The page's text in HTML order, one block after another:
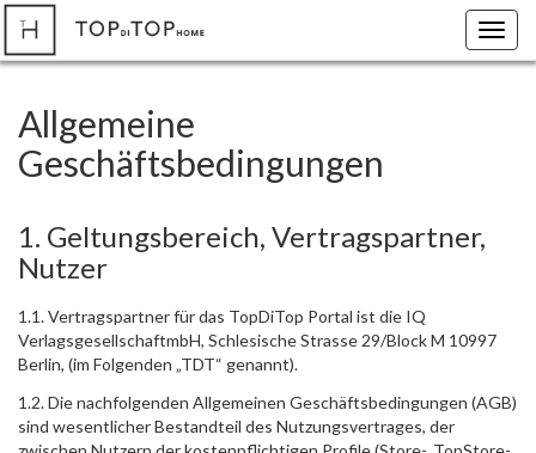
Allgemeine
Geschäftsbedingungen
1. Geltungsbereich, Vertragspartner,
Nutzer
1.1. Vertragspartner für das TopDiTop Portal ist die IQ
VerlagsgesellschaftmbH, Schlesische Strasse 29/Block M 10997
Berlin, (im Folgenden „TDT“ genannt).
1.2. Die nachfolgenden Allgemeinen Geschäftsbedingungen (AGB)
sind wesentlicher Bestandteil des Nutzungsvertrages, der